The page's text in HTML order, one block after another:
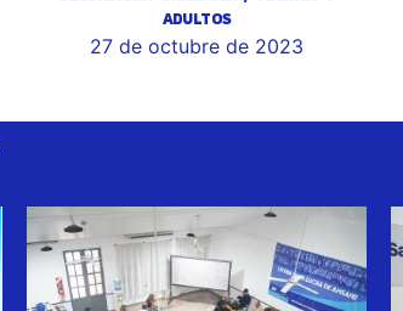
ADULTOS
27 de octubre de 2023